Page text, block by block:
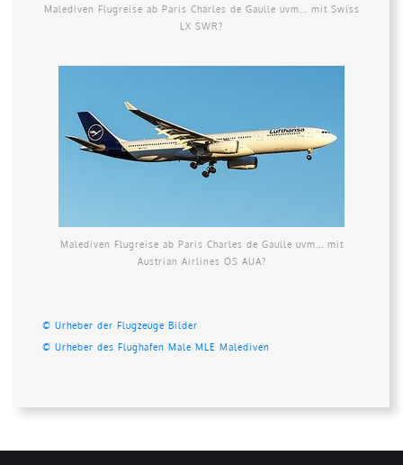
Malediven Flugreise ab Paris Charles de Gaulle uvm... mit Swiss
LX SWR?
Malediven Flugreise ab Paris Charles de Gaulle uvm... mit
Austrian Airlines OS AUA?
© Urheber der Flugzeuge Bilder
© Urheber des Flughafen Male MLE Malediven